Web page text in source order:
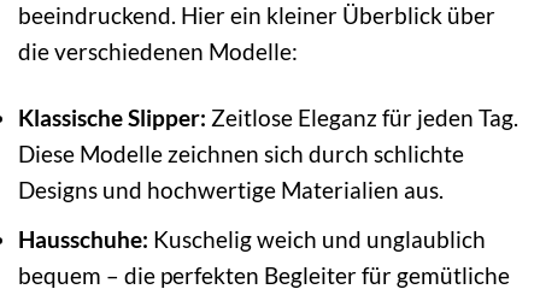
beeindruckend. Hier ein kleiner Überblick über
die verschiedenen Modelle:
Klassische Slipper: Zeitlose Eleganz für jeden Tag.
Diese Modelle zeichnen sich durch schlichte
Designs und hochwertige Materialien aus.
Hausschuhe: Kuschelig weich und unglaublich
bequem – die perfekten Begleiter für gemütliche